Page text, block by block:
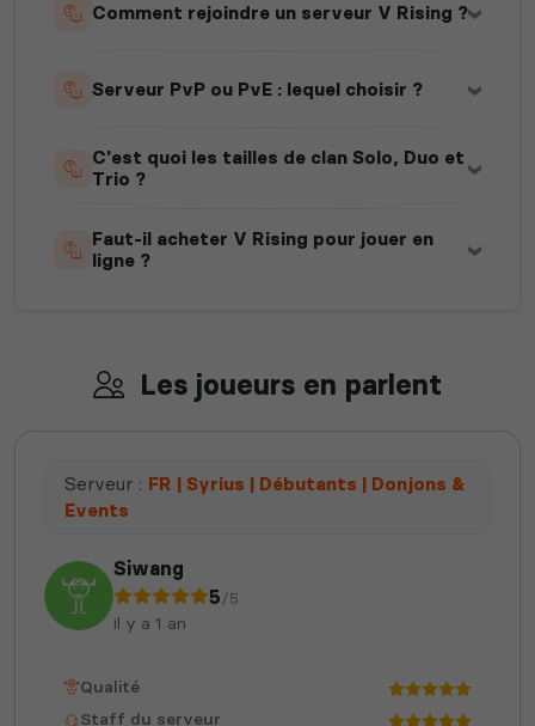
Comment rejoindre un serveur V Rising ?
Serveur PvP ou PvE : lequel choisir ?
C'est quoi les tailles de clan Solo, Duo et
Trio ?
Faut-il acheter V Rising pour jouer en
ligne ?
Les joueurs en parlent
Serveur : FR | Syrius | Débutants | Donjons &
Events
Siwang
5/5
il y a 1 an
Qualité
Staff du serveur